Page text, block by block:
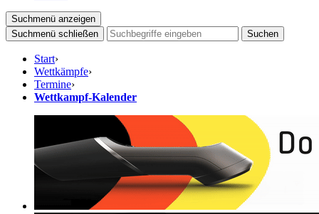
Suchmenü anzeigen
Suchmenü schließen
Suchen
Start›
Wettkämpfe›
Termine›
Wettkampf-Kalender